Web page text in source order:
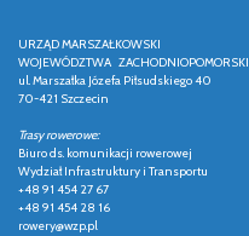
URZĄD MARSZAŁKOWSKI
WOJEWÓDZTWA
ul. Marszałka Józefa Piłsudskiego 40
70-421 Szczecin
Trasy rowerowe:
Biuro ds. komunikacji rowerowej
Wydział Infrastruktury i Transportu
+48 91 454 27 67
+48 91 454 28 16
rowery@wzp.pl